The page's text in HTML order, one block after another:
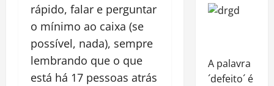
rápido, falar e perguntar
o mínimo ao caixa (se
possível, nada), sempre
lembrando que o que
está há 17 pessoas atrás
A palavra
´defeito´ é